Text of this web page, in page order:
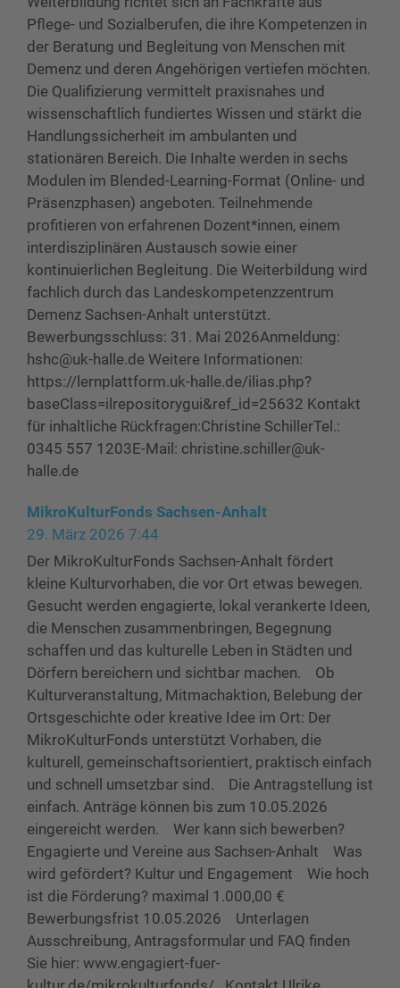
Pflege- und Sozialberufen, die ihre Kompetenzen in
der Beratung und Begleitung von Menschen mit
Demenz und deren Angehörigen vertiefen möchten.
Die Qualifizierung vermittelt praxisnahes und
wissenschaftlich fundiertes Wissen und stärkt die
Handlungssicherheit im ambulanten und
stationären Bereich. Die Inhalte werden in sechs
Modulen im Blended-Learning-Format (Online- und
Präsenzphasen) angeboten. Teilnehmende
profitieren von erfahrenen Dozent*innen, einem
interdisziplinären Austausch sowie einer
kontinuierlichen Begleitung. Die Weiterbildung wird
fachlich durch das Landeskompetenzzentrum
Demenz Sachsen-Anhalt unterstützt.
Bewerbungsschluss: 31. Mai 2026Anmeldung:
hshc@uk-halle.de Weitere Informationen:
https://lernplattform.uk-halle.de/ilias.php?
baseClass=ilrepositorygui&ref_id=25632 Kontakt
für inhaltliche Rückfragen:Christine SchillerTel.:
0345 557 1203E-Mail: christine.schiller@uk-
halle.de
MikroKulturFonds Sachsen-Anhalt
29. März 2026 7:44
Der MikroKulturFonds Sachsen-Anhalt fördert
kleine Kulturvorhaben, die vor Ort etwas bewegen.
Gesucht werden engagierte, lokal verankerte Ideen,
die Menschen zusammenbringen, Begegnung
schaffen und das kulturelle Leben in Städten und
Dörfern bereichern und sichtbar machen. Ob
Kulturveranstaltung, Mitmachaktion, Belebung der
Ortsgeschichte oder kreative Idee im Ort: Der
MikroKulturFonds unterstützt Vorhaben, die
kulturell, gemeinschaftsorientiert, praktisch einfach
und schnell umsetzbar sind. Die Antragstellung ist
einfach. Anträge können bis zum 10.05.2026
eingereicht werden. Wer kann sich bewerben?
Engagierte und Vereine aus Sachsen-Anhalt Was
wird gefördert? Kultur und Engagement Wie hoch
ist die Förderung? maximal 1.000,00 €
Bewerbungsfrist 10.05.2026 Unterlagen
Ausschreibung, Antragsformular und FAQ finden
Sie hier: www.engagiert-fuer-